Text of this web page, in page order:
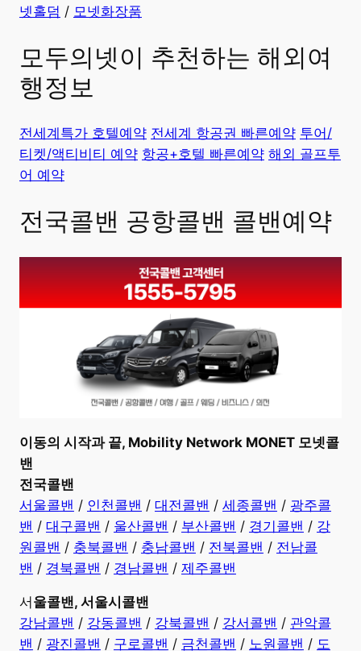
넷홀덤 / 모넷화장품
모두의넷이 추천하는 해외여
행정보
전세계특가 호텔예약 전세계 항공권 빠른예약 투어/
티켓/액티비티 예약 항공+호텔 빠른예약 해외 골프투
어 예약
전국콜밴 공항콜밴 콜밴예약
이동의 시작과 끝, Mobility Network MONET 모넷콜
밴
전국콜밴
서울콜밴 / 인천콜밴 / 대전콜밴 / 세종콜밴 / 광주콜
밴 / 대구콜밴 / 울산콜밴 / 부산콜밴 / 경기콜밴 / 강
원콜밴 / 충북콜밴 / 충남콜밴 / 전북콜밴 / 전남콜
밴 / 경북콜밴 / 경남콜밴 / 제주콜밴
서 울콜밴, 서울시콜밴
강남콜밴 / 강동콜밴 / 강북콜밴 / 강서콜밴 / 관악콜
밴 / 광진콜밴 / 구로콜밴 / 금천콜밴 / 노원콜밴 / 도